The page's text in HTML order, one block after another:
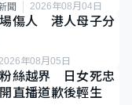
聞 2026年08月04日
傷人 港人母子分
年08月05日
絲越界 日女死忠
直播道歉後輕生